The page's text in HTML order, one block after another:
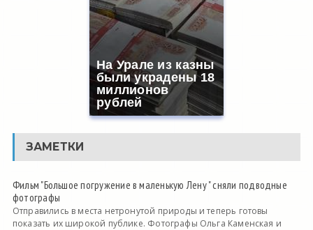
На Урале из казны
были украдены 18
миллионов
рублей
ЗАМЕТКИ
Фильм "Большое погружение в маленькую Лену " сняли подводные
фотографы
Отправились в места нетронутой природы и теперь готовы
показать их широкой публике. Фотографы Ольга Каменская и